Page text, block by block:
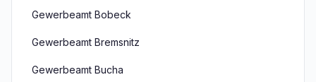
Gewerbeamt Bobeck
Gewerbeamt Bremsnitz
Gewerbeamt Bucha